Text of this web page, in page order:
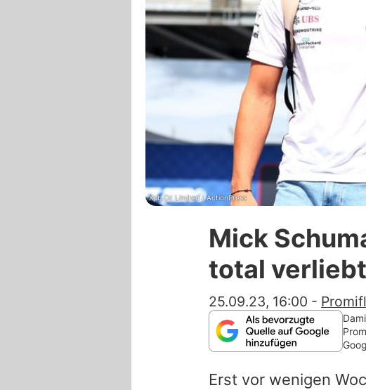
Xpb.Cc Limited / ActionPress
Mick
total
25.09.23, 16:00 -
Erst vor wenigen